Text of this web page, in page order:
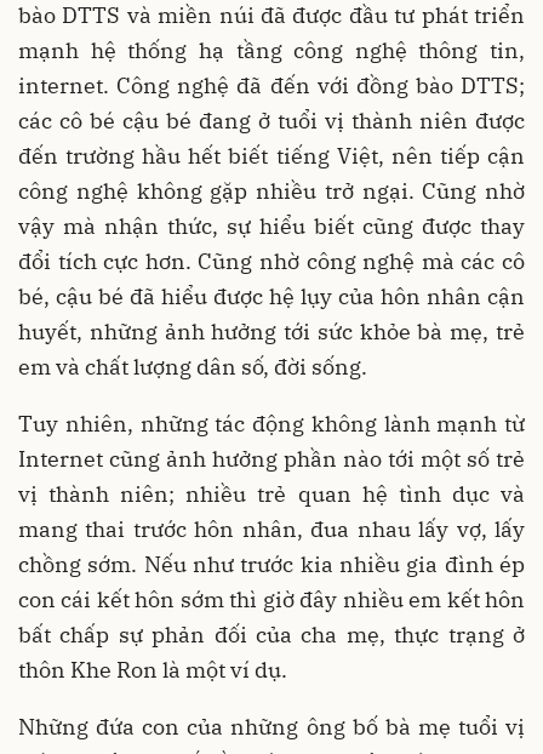
bào DTTS và miền núi đã được đầu tư phát triển
mạnh hệ thống hạ tầng công nghệ thông tin,
internet. Công nghệ đã đến với đồng bào DTTS;
các cô bé cậu bé đang ở tuổi vị thành niên được
đến trường hầu hết biết tiếng Việt, nên tiếp cận
công nghệ không gặp nhiều trở ngại. Cũng nhờ
vậy mà nhận thức, sự hiểu biết cũng được thay
đổi tích cực hơn. Cũng nhờ công nghệ mà các cô
bé, cậu bé đã hiểu được hệ lụy của hôn nhân cận
huyết, những ảnh hưởng tới sức khỏe bà mẹ, trẻ
em và chất lượng dân số, đời sống.
Tuy nhiên, những tác động không lành mạnh từ
Internet cũng ảnh hưởng phần nào tới một số trẻ
vị thành niên; nhiều trẻ quan hệ tình dục và
mang thai trước hôn nhân, đua nhau lấy vợ, lấy
chồng sớm. Nếu như trước kia nhiều gia đình ép
con cái kết hôn sớm thì giờ đây nhiều em kết hôn
bất chấp sự phản đối của cha mẹ, thực trạng ở
thôn Khe Ron là một ví dụ.
Những đứa con của những ông bố bà mẹ tuổi vị